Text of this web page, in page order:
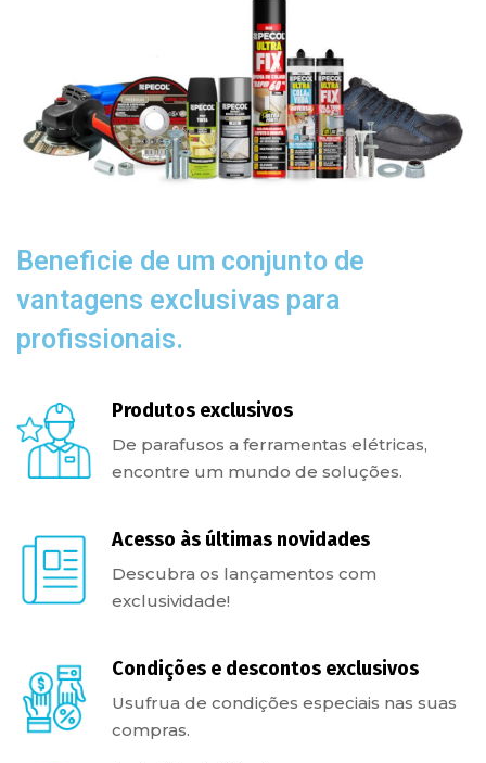
Beneficie de um conjunto de
vantagens exclusivas para
profissionais.
Produtos exclusivos
De parafusos a ferramentas elétricas,
encontre um mundo de soluções.
Acesso às últimas novidades
Descubra os lançamentos com
exclusividade!
Condições e descontos exclusivos
Usufrua de condições especiais nas suas
compras.